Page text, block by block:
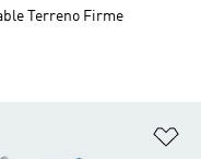
Terreno Firme